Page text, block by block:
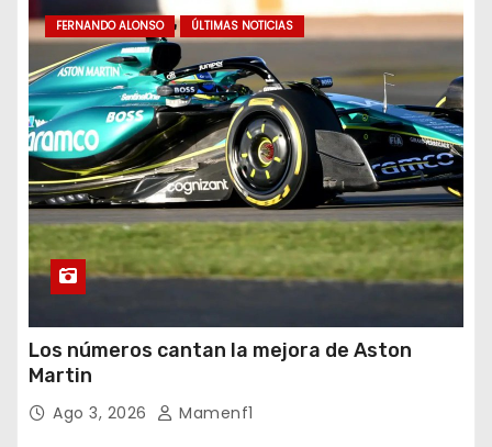
FERNANDO ALONSO ÚLTIMAS NOTICIAS
Los números cantan la mejora de Aston
Martin
Ago 3, 2026 Mamenf1